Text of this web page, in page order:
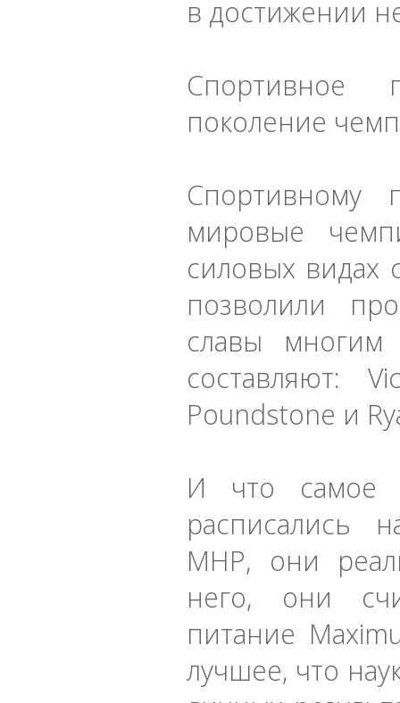
в достижении
Спортивное
поколение
Спортивному
мировые
силовых видах
позволили
славы многим
составляют:
Poundstone и
И что самое
расписались
MHP, они
него, они
питание
лучшее, что